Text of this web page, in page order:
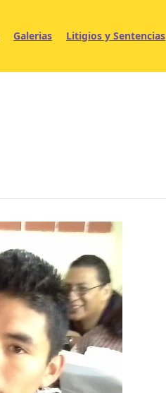
Galerias Litigios y Sentencias